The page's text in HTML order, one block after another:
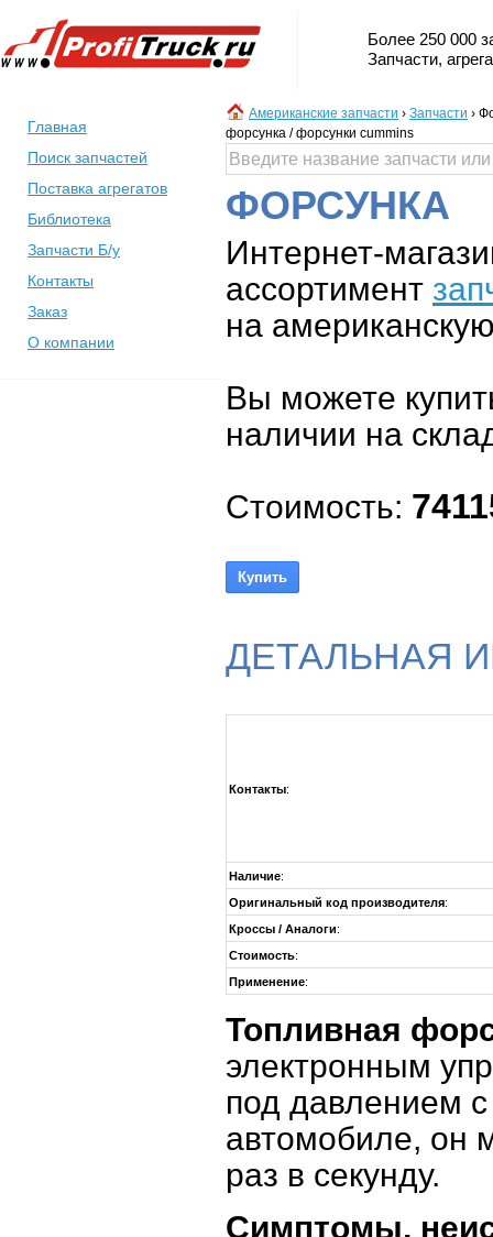
Более 250 000
Запчасти,
Главная
Поиск запчастей
Поставка агрегатов
Библиотека
Запчасти Б/у
Контакты
Заказ
О компании
Американские запчасти › Запчасти ›
форсунка / форсунки cummins
ФОРСУНКА
Интернет-
ассортимент
на
Вы можете
наличии на
Стоимость:
ДЕТАЛЬНАЯ
Контакты:
Наличие:
Оригинальный код производителя:
Кроссы / Аналоги:
Стоимость:
Применение:
Топливная
электронным
под давлением
автомобиле, он
раз в секунду.
Симптомы,